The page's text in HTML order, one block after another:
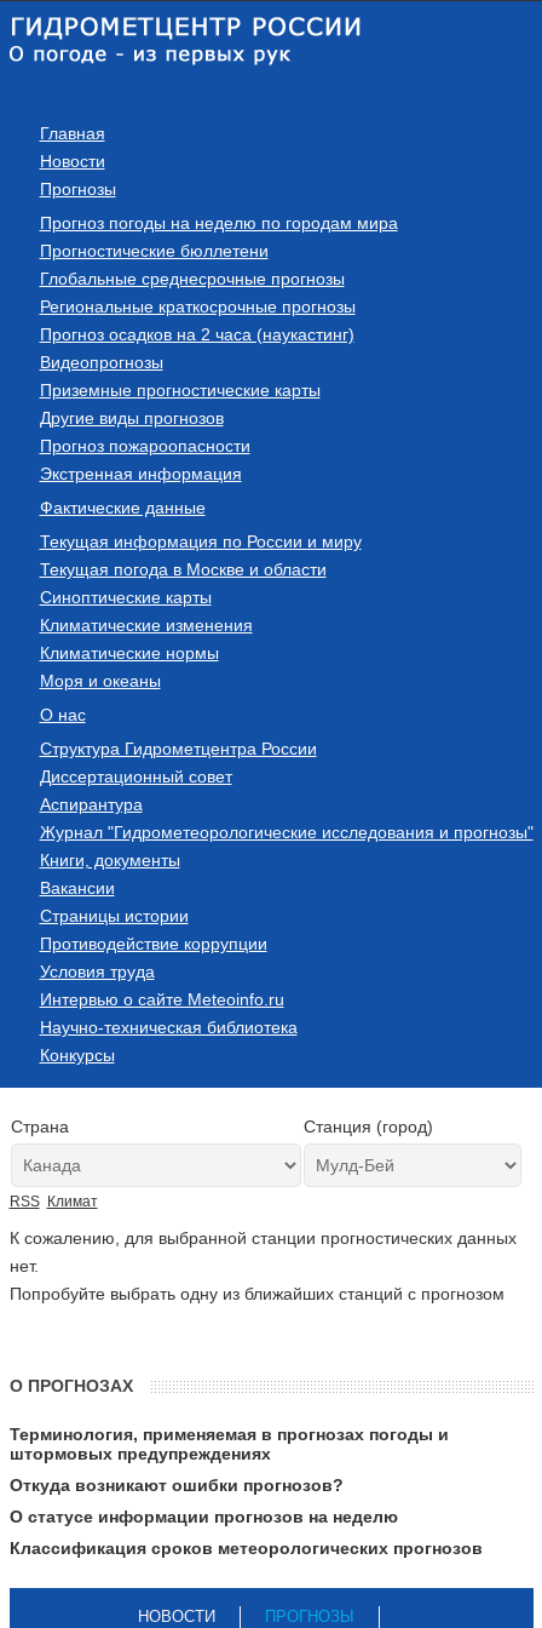
Главная
Новости
Прогнозы
Прогноз погоды на неделю по городам мира
Прогностические бюллетени
Глобальные среднесрочные прогнозы
Региональные краткосрочные прогнозы
Прогноз осадков на 2 часа (наукастинг)
Видеопрогнозы
Приземные прогностические карты
Другие виды прогнозов
Прогноз пожароопасности
Экстренная информация
Фактические данные
Текущая информация по России и миру
Текущая погода в Москве и области
Синоптические карты
Климатические изменения
Климатические нормы
Моря и океаны
О нас
Структура Гидрометцентра России
Диссертационный совет
Аспирантура
Журнал "Гидрометеорологические исследования и прогнозы"
Книги, документы
Вакансии
Страницы истории
Противодействие коррупции
Условия труда
Интервью о сайте Meteoinfo.ru
Научно-техническая библиотека
Конкурсы
Страна Станция (город)
RSS Климат
К сожалению, для выбранной станции прогностических данных
нет.
Попробуйте выбрать одну из ближайших станций с прогнозом
О ПРОГНОЗАХ
Терминология, применяемая в прогнозах погоды и
штормовых предупреждениях
Откуда возникают ошибки прогнозов?
О статусе информации прогнозов на неделю
Классификация сроков метеорологических прогнозов
НОВОСТИ ПРОГНОЗЫ